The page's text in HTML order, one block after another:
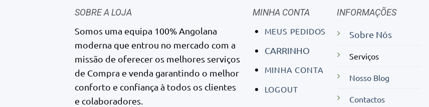
SOBRE A LOJA
Somos uma equipa 100% Angolana
moderna que entrou no mercado com a
missão de oferecer os melhores serviços
de Compra e venda garantindo o melhor
conforto e confiança à todos os clientes
e colaboradores.
MINHA CONTA
MEUS PEDIDOS
CARRINHO
MINHA CONTA
LOGOUT
INFORMAÇÕES
Sobre Nós
Serviços
Nosso Blog
Contactos